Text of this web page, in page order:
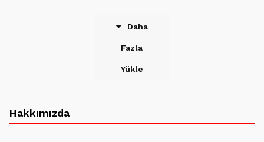
Daha
Fazla
Yükle
Hakkımızda